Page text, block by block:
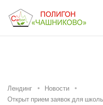
Лендинг
Новости
Открыт прием заявок для